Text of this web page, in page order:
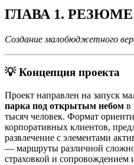
ГЛАВА 1.
Создание малобюджетного
💡 Концепция проекта
Проект направлен на запуск
парка под открытым небом в
тысяч человек. Формат
корпоративных клиентов,
развлечение с элементами
— маршруты различной
страховкой и сопровождением